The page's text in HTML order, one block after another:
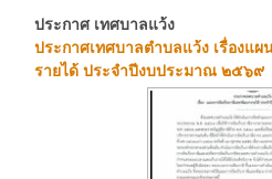
ประกาศ เทศบาลแว้ง
ประกาศเทศบาลตำบลแว้ง เรื่องแ
รายได้ ประจำปีงบประมาณ ๒๕๖๙